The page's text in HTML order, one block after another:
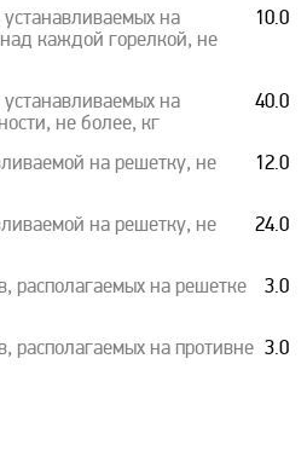
устанавливаемых на
каждой горелкой, не
10.0
устанавливаемых на
не более, кг
40.0
на решетку, не
12.0
на решетку, не
24.0
располагаемых на решетке
3.0
располагаемых на противне 3.0